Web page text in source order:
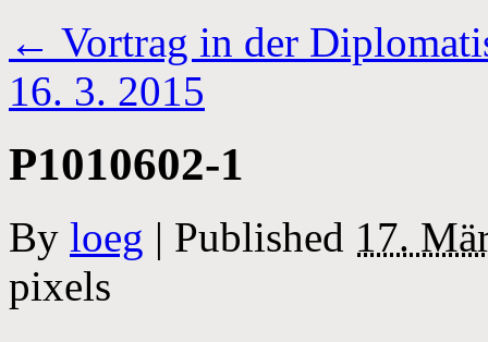
← Vortrag in der
16. 3. 2015
P1010602-1
By loeg | Published 17.
pixels